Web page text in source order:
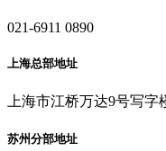
021-6911 0890
上海总部地址
上海市江桥万达9号写字
苏州分部地址